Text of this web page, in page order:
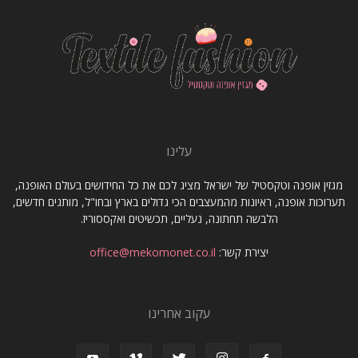
עלינו
מגזין אופנה וטקסטיל של ישראל מציג לכם את כל החידושים בעולם האופנה,
תערוכות אופנה, ראיונות מהמעצבים הכי גדולים בארץ ובחו"ל, מותגים חדשים,
הלבשה תחתונה, נעליים, תכשיטים ואקססוריז.
יצירת קשר: office@mekomonet.co.il
עקוב אחרינו